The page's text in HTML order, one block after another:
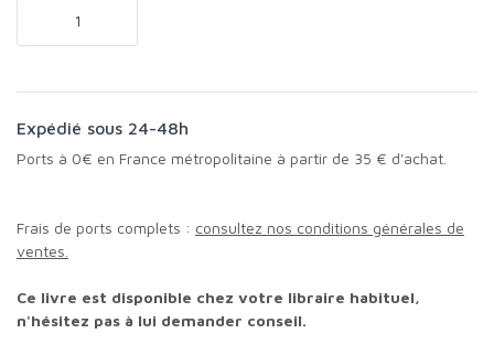
Expédié sous 24-48h
Ports à 0€ en France métropolitaine à partir de 35 € d'achat.
Frais de ports complets : consultez nos conditions générales de
ventes.
Ce livre est disponible chez votre libraire habituel,
n'hésitez pas à lui demander conseil.